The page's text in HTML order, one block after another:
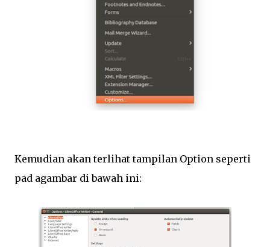
Kemudian akan terlihat tampilan Option seperti
pad agambar di bawah ini: